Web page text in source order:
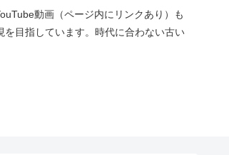
動画（ページ内にリンクあり）も
目指しています。時代に合わない古い